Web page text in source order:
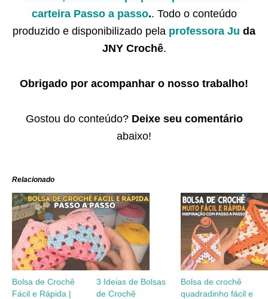
carteira Passo a passo.. Todo o conteúdo
produzido e disponibilizado pela professora Ju da
JNY Crochê.
Obrigado por acompanhar o nosso trabalho!
Gostou do conteúdo? Deixe seu comentário
abaixo!
Relacionado
Bolsa de Crochê
Fácil e Rápida |
3 Ideias de Bolsas
de Crochê
Bolsa de crochê
quadradinho fácil e